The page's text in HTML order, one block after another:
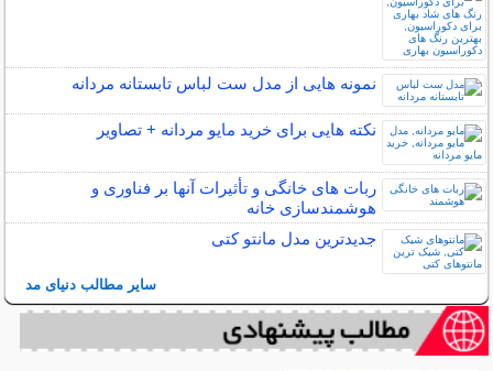
نمونه هایی از مدل ست لباس تابستانه مردانه
نکته هایی برای خرید مایو مردانه + تصاویر
ربات ‌های خانگی و تأثیرات آنها بر فناوری و
هوشمندسازی خانه
جدیدترین مدل مانتو کتی
سایر مطالب دنیای مد